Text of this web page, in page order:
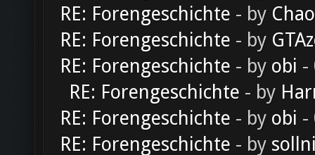
RE: Forengeschichte - by
RE: Forengeschichte - by
RE: Forengeschichte - by obi -
RE: Forengeschichte - by
RE: Forengeschichte - by obi -
RE: Forengeschichte - by